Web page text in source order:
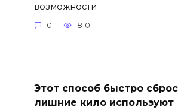
возможности
0 810
Этот способ быстро
лишние кило используют